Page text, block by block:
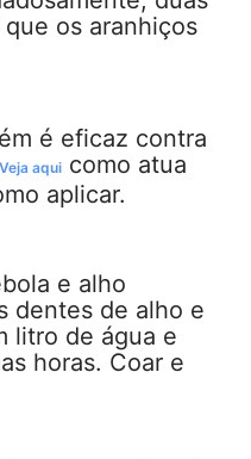
os aranhiços
é eficaz contra
Veja aqui como atua
aplicar.
e alho
dentes de alho e
litro de água e
horas. Coar e